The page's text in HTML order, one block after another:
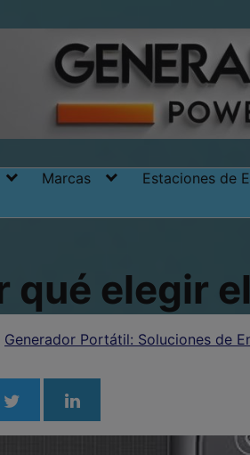
Marcas Estaciones de
qué elegir
Generador Portátil: Soluciones de